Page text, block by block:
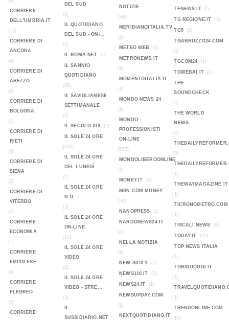
CORRIERE
DELL’UMBRIA.IT
(17)
CORRIERE DI
ANCONA
(4)
CORRIERE DI
AREZZO
(6)
CORRIERE DI
BOLOGNA
(1)
CORRIERE DI
RIETI
(4)
CORRIERE DI
SIENA
(3)
CORRIERE DI
VITERBO
(2)
CORRIERE
ECONOMIA
(1)
CORRIERE
EMPOLESE
(4)
CORRIERE
FLEGREO
(3)
CORRIERE
DEL SUD
(1)
IL QUOTIDIANO
DEL SUD - ON-...
(1)
IL ROMA.NET
(2)
IL SANNIO
QUOTIDIANO
(98)
IL SAVIGLIANESE
SETTIMANALE
(1)
IL SECOLO XIX
(2)
IL SOLE 24 ORE
(116)
IL SOLE 24 ORE
DEL LUNEDÌ
(1)
IL SOLE 24 ORE
N.O.
(3)
IL SOLE 24 ORE
ON-LINE
(13)
IL SOLE 24 ORE
VIDEO
(1)
IL SOLE 24 ORE
VIDEO - STRE...
(2)
IL
SUSSIDIARIO.NET
NOTIZIE
(34)
MERIDIANOITALIA.TV
(2)
METEO WEB
(1)
METRONEWS.IT
(1)
MOMENTOITALIA.IT
(1)
MONDO NEWS 24
(1)
MONDO
PROFESSIONISTI
ON-LINE
(533)
MONDOLIBEROONLINE
(1)
MONEY.IT
(2)
MSN.COM MONEY
(58)
NANOPRESS
(1)
NARDONEWS24.IT
(4)
NELLA NOTIZIA
(1)
NEW SICILY
(1)
NEWS110.IT (3)
NEWS24.IT (1)
NEWSUPDAY.COM
(1)
NEXTQUOTIDIANO.IT
TFNEWS.IT
(5)
TG REGIONE.IT (2)
TG5 (1)
TGABRUZZO24.COM
(3)
TGCOM24
(1)
TGWEBAI.IT (1)
THE
SOUNDCHECK
(2)
THE WORLD
NEWS
(7)
(0)
(1)
THEWAYMAGAZINE.IT
(1)
TICRONOMETRO.COM
(1)
TISCALI NEWS
(6)
TODAY.IT (55)
TOP NEWS ITALIA
(1)
TORINOOGGI.IT
(1)
(1)
TRENDONLINE.COM
(10)